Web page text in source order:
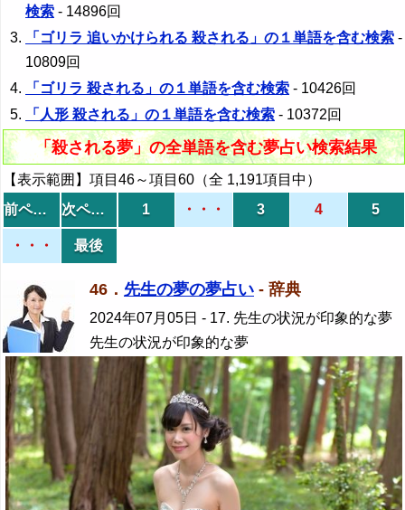
検索 - 14896回
「ゴリラ 追いかけられる 殺される」の１単語を含む検索 -
10809回
「ゴリラ 殺される」の１単語を含む検索 - 10426回
「人形 殺される」の１単語を含む検索 - 10372回
「殺される夢」の全単語を含む夢占い検索結果
【表示範囲】項目46～項目60（全 1,191項目中）
前ページ
次ページ 1 ・・・ 3 4 5
・・・ 最後
46． 先生の夢の夢占い - 辞典
2024年07月05日 - 17. 先生の状況が印象的な夢
先生の状況が印象的な夢